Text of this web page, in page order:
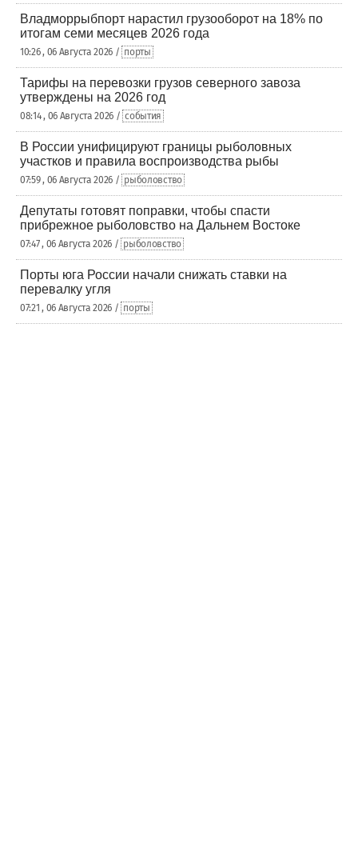
Владморрыбпорт нарастил грузооборот на 18% по
итогам семи месяцев 2026 года
10:26 , 06 Августа 2026 / порты
Тарифы на перевозки грузов северного завоза
утверждены на 2026 год
08:14 , 06 Августа 2026 / события
В России унифицируют границы рыболовных
участков и правила воспроизводства рыбы
07:59 , 06 Августа 2026 / рыболовство
Депутаты готовят поправки, чтобы спасти
прибрежное рыболовство на Дальнем Востоке
07:47 , 06 Августа 2026 / рыболовство
Порты юга России начали снижать ставки на
перевалку угля
07:21 , 06 Августа 2026 / порты